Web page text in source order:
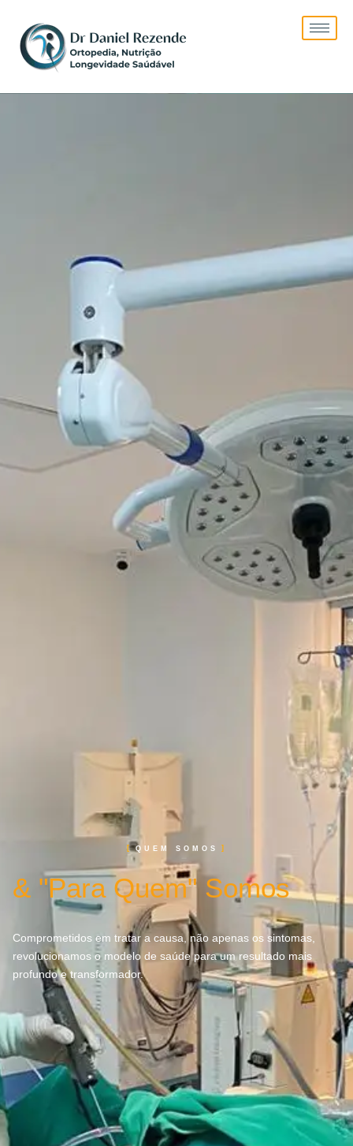
QUEM SOMOS
& "Para Quem" Somos
Comprometidos em tratar a causa, não apenas os sintomas,
revolucionamos o modelo de saúde para um resultado mais
profundo e transformador.